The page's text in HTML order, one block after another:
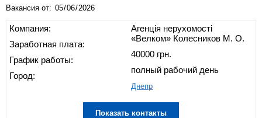
Вакансия от:
Компания:
Заработная плата:
График работы:
Город:
Агенція нерухомості
«Велком» Колесников М. О.
40000 грн.
полный рабочий день
Днепр
Показать контакты